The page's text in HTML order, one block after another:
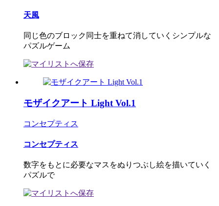
天風
同じ色のブロック同士を重ねて消していくシンプルな
パズルゲーム
モザイクアート Light Vol.1
コンセプティス
コンセプティス
数字をもとに必要なマスをぬりつぶし絵を描いていく
パズルで